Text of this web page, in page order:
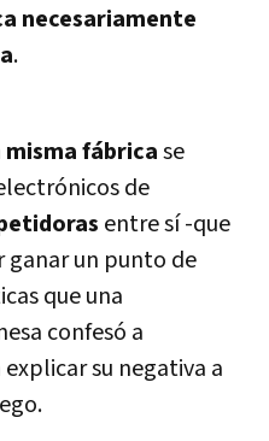
necesariamente
.
misma fábricase
de
entre sí -que
ganar un punto de
que una
confesó a
explicar su negativa a